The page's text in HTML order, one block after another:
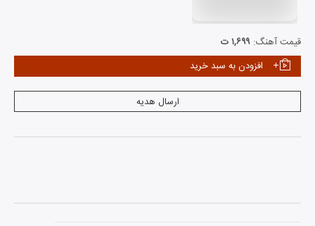
قیمت آهنگ: ۱,۶۹۹ ت
افزودن به سبد خرید
ارسال هدیه